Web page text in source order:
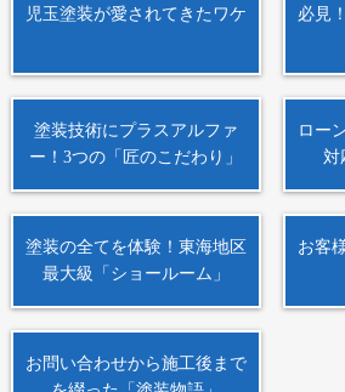
児玉塗装が愛されてきたワケ
必見
塗装技術にプラスアルファ
ー！3つの「匠のこだわり」
ロー
対
塗装の全てを体験！東海地区
最大級「ショールーム」
お客
お問い合わせから施工後まで